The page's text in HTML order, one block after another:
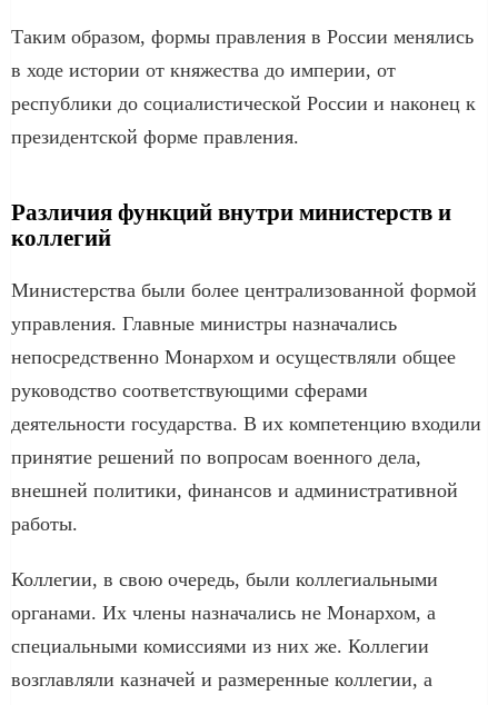
Таким образом, формы правления в России менялись
в ходе истории от княжества до империи, от
республики до социалистической России и наконец к
президентской форме правления.
Различия функций внутри министерств и
коллегий
Министерства были более централизованной формой
управления. Главные министры назначались
непосредственно Монархом и осуществляли общее
руководство соответствующими сферами
деятельности государства. В их компетенцию входили
принятие решений по вопросам военного дела,
внешней политики, финансов и административной
работы.
Коллегии, в свою очередь, были коллегиальными
органами. Их члены назначались не Монархом, а
специальными комиссиями из них же. Коллегии
возглавляли казначей и размеренные коллегии, а